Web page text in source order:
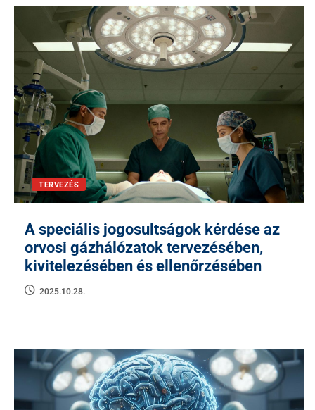
TERVEZÉS
A speciális jogosultságok kérdése az
orvosi gázhálózatok tervezésében,
kivitelezésében és ellenőrzésében
2025.10.28.